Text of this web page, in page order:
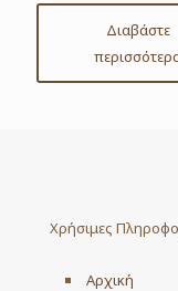
Διαβάστε
Χρήσιμες
Αρχική